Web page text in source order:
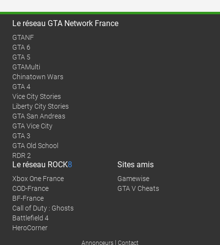
Le réseau GTA Network France
GTANF
GTA 6
GTA 5
GTAMulti
Chinatown Wars
GTA 4
Vice City Stories
Liberty City Stories
GTA San Andreas
GTA Vice City
GTA 3
GTA Old School
RDR 2
Le réseau ROCK8
Xbox One France
COD-France
BF-France
Call of Duty : Ghosts
Battlefield 4
HeroCorner
Sites amis
Gamewise
GTA V Cheats
Annonceurs | Contact